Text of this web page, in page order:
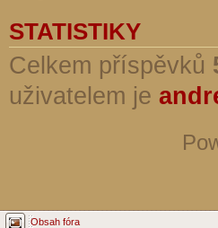
STATISTIKY
Celkem příspěvků
uživatelem je
Obsah fóra